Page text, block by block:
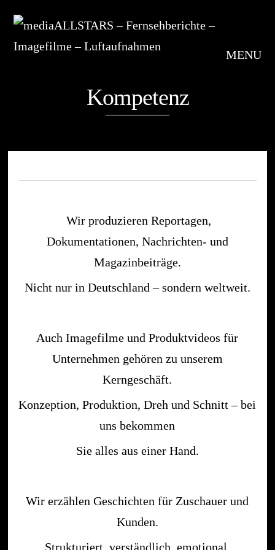
MENU
Kompetenz
Wir produzieren Reportagen,
Dokumentationen, Nachrichten- und
Magazinbeiträge.
Nicht nur in Deutschland – sondern weltweit.
Auch Imagefilme und Produktvideos für
Unternehmen gehören zu unserem
Kerngeschäft.
Konzeption, Produktion, Dreh und Schnitt – bei
uns bekommen
Sie alles aus einer Hand.
Wir erzählen Geschichten für Zuschauer und
Kunden.
Strukturiert, verständlich, emotional.